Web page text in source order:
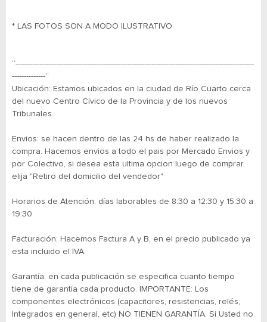
* LAS FOTOS SON A MODO ILUSTRATIVO
“----------------------------------------------------------------------------------------------------
--------------”
Ubicación: Estamos ubicados en la ciudad de Río Cuarto cerca
del nuevo Centro Cívico de la Provincia y de los nuevos
Tribunales.
Envios: se hacen dentro de las 24 hs de haber realizado la
compra. Hacemos envios a todo el pais por Mercado Envios y
por Colectivo, si desea esta ultima opcion luego de comprar
elija "Retiro del domicilio del vendedor"
Horarios de Atención: días laborables de 8:30 a 12:30 y 15:30 a
19:30
Facturación: Hacemos Factura A y B, en el precio publicado ya
esta incluido el IVA.
Garantía: en cada publicación se especifica cuanto tiempo
tiene de garantía cada producto. IMPORTANTE: Los
componentes electrónicos (capacitores, resistencias, relés,
Integrados en general, etc) NO TIENEN GARANTÍA. Si Usted no